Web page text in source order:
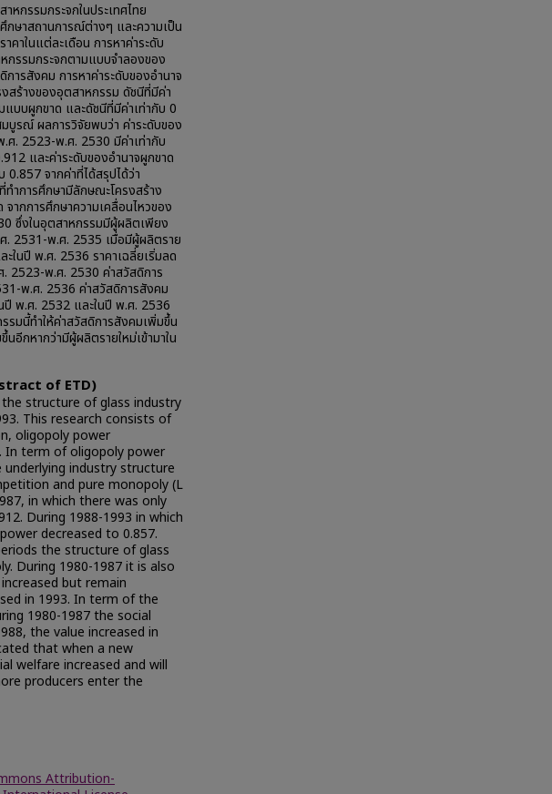
กรรมกระจกในประเทศไทย
ษาสถานการณ์ต่างๆ และความเป็น
คาในแต่ละเดือน การหาค่าระดับ
รรมกระจกตามแบบจำลองของ
ารสังคม การหาค่าระดับของอำนาจ
สร้างของอุตสาหกรรม ดัชนีที่มีค่า
บบผูกขาด และดัชนีที่มีค่าเท่ากับ 0
บูรณ์ ผลการวิจัยพบว่า ค่าระดับของ
.ศ. 2523-พ.ศ. 2530 มีค่าเท่ากับ
และค่าระดับของอำนาจผูกขาด
จากค่าที่ได้สรุปได้ว่า
ทำการศึกษามีลักษณะโครงสร้าง
ากการศึกษาความเคลื่อนไหวของ
ซึ่งในอุตสาหกรรมมีผู้ผลิตเพียง
. 2531-พ.ศ. 2535 เมื่อมีผู้ผลิตราย
ในปี พ.ศ. 2536 ราคาเฉลี่ยเริ่มลด
2523-พ.ศ. 2530 ค่าสวัสดิการ
พ.ศ. 2536 ค่าสวัสดิการสังคม
ปี พ.ศ. 2532 และในปี พ.ศ. 2536
รมนี้ทำให้ค่าสวัสดิการสังคมเพิ่มขึ้น
อีกหากว่ามีผู้ผลิตรายใหม่เข้ามาใน
of ETD)
structure of glass industry
This research consists of
oligopoly power
In term of oligopoly power
industry structure
and pure monopoly (L
in which there was only
During 1988-1993 in which
decreased to 0.857.
the structure of glass
During 1980-1987 it is also
but remain
in 1993. In term of the
1980-1987 the social
the value increased in
that when a new
welfare increased and will
producers enter the
Attribution-